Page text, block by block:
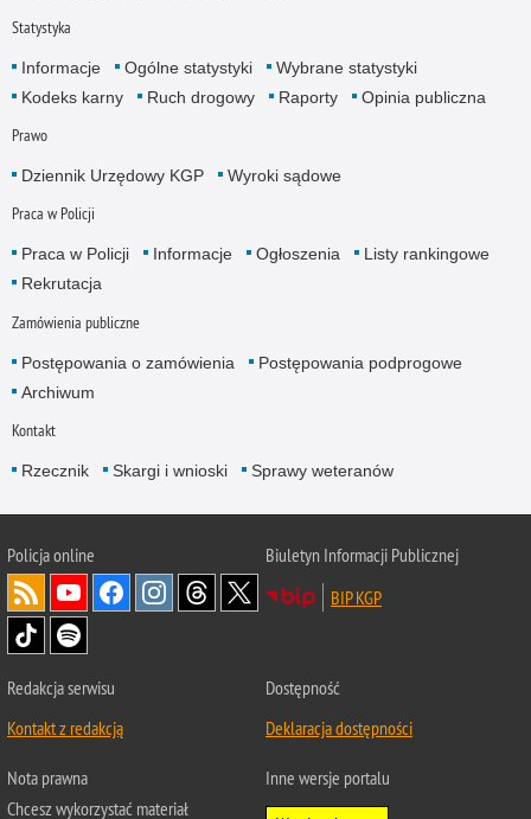
Statystyka
Informacje Ogólne statystyki
Wybrane statystyki
Kodeks karny
Ruch drogowy Raporty Opinia publiczna
Prawo
Dziennik Urzędowy KGP Wyroki sądowe
Praca w Policji
Praca w Policji Informacje Ogłoszenia
Listy rankingowe
Rekrutacja
Zamówienia publiczne
Postępowania o zamówienia
Postępowania podprogowe
Archiwum
Kontakt
Rzecznik Skargi i wnioski Sprawy weteranów
Policjaonline
Biuletyn Informacji Publicznej
BIP KGP
Redakcja serwisu
Kontakt z redakcją
Dostępność
Deklaracja dostępności
Nota prawna
Chcesz wykorzystać materiał
Inne wersje portalu